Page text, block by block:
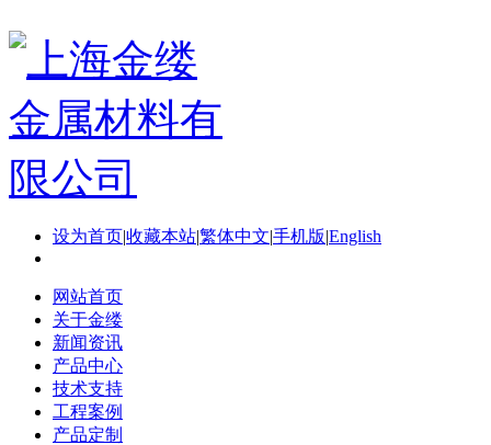
设为首页|收藏本站|繁体中文|手机版|English
网站首页
关于金缕
新闻资讯
产品中心
技术支持
工程案例
产品定制